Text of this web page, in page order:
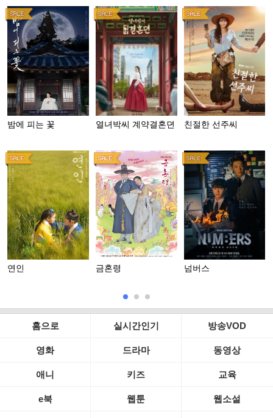
밤에 피는 꽃 열녀박씨 계약결혼뎐 친절한 선주씨
연인 금혼령 넘버스
홈으로 실시간인기 방송VOD
영화 드라마 동영상
애니 키즈 교육
e북 웹툰 웹소설